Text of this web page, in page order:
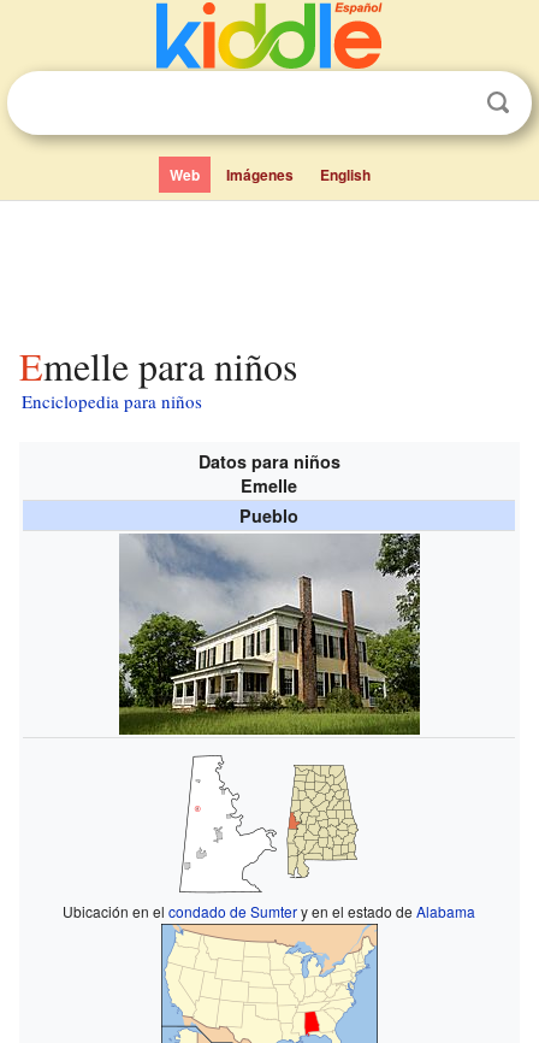
Web Imágenes English
Emelle para niños
Enciclopedia para niños
Datos para niños
Emelle
Pueblo
Ubicación en elcondado de Sumtery en el estado deAlabama